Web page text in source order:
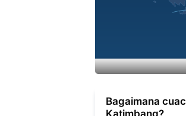
Bagaimana
Katimbang?